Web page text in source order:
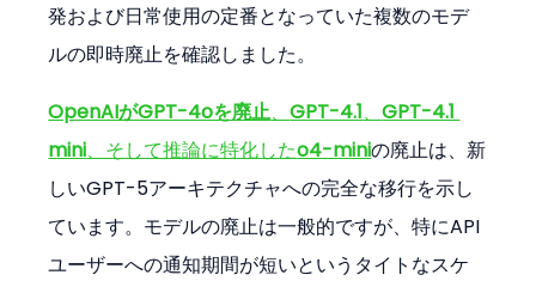
発および日常使用の定番となっていた複数のモデ
ルの即時廃止を確認しました。
OpenAIがGPT-4oを廃止、GPT-4.1、GPT-4.1
mini、そして推論に特化したo4-miniの廃止は、新
しいGPT-5アーキテクチャへの完全な移行を示し
ています。モデルの廃止は一般的ですが、特にAPI
ユーザーへの通知期間が短いというタイトなスケ